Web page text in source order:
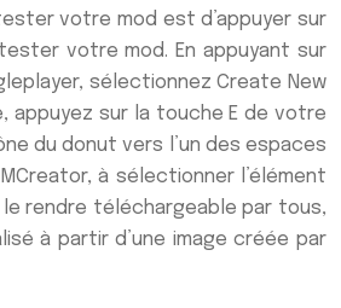
votre mod est d’appuyer sur
votre mod. En appuyant sur
sélectionnez Create New
appuyez sur la touche E de votre
du donut vers l’un des espaces
à sélectionner l’élément
rendre téléchargeable par tous,
à partir d’une image créée par